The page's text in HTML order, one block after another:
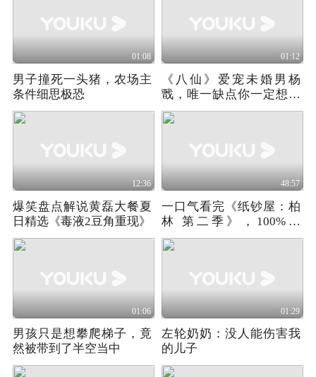
01:08
男子撞死一头猪，农场主
条件细思极恐
01:12
《八仙》爱宠未婚男杨
戬，唯一缺点你一定想不
到
12:36
爆笑盘点解说黄磊大餐夏
日精选《毒液2豆角重现》
48:57
一口气看完《纸钞屋：柏
林 第二季》，100%主
线，0%感情线
01:06
男孩只是想攀爬梯子，竟
然被带到了半空当中
01:29
左轮奶奶：没人能伤害我
的儿子